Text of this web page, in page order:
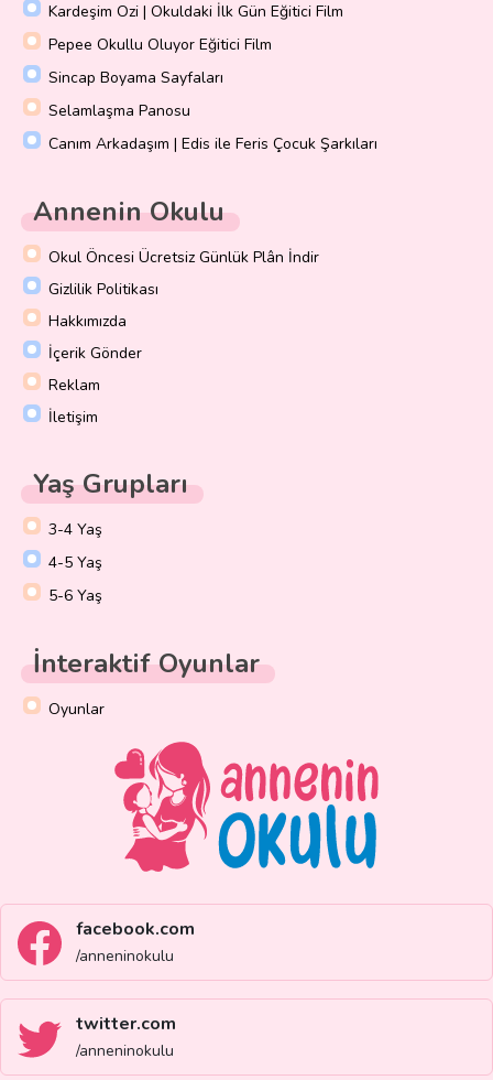
Kardeşim Ozi | Okuldaki İlk Gün Eğitici Film
Pepee Okullu Oluyor Eğitici Film
Sincap Boyama Sayfaları
Selamlaşma Panosu
Canım Arkadaşım | Edis ile Feris Çocuk Şarkıları
Annenin Okulu
Okul Öncesi Ücretsiz Günlük Plân İndir
Gizlilik Politikası
Hakkımızda
İçerik Gönder
Reklam
İletişim
Yaş Grupları
3-4 Yaş
4-5 Yaş
5-6 Yaş
İnteraktif Oyunlar
Oyunlar
facebook.com
/anneninokulu
twitter.com
/anneninokulu